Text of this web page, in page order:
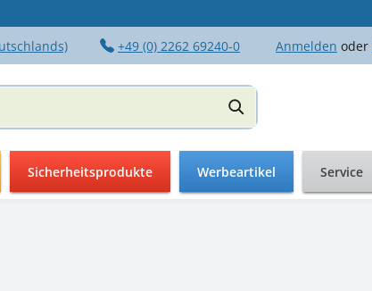
+49 (0) 2262 69240-0 Anmelden oder
Sicherheitsprodukte Werbeartikel Service